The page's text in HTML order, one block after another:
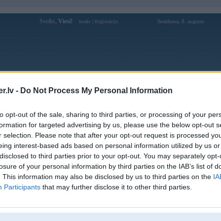
- Do Not Process My Personal Information
opt-out of the sale, sharing to third parties, or processing of your
for targeted advertising by us, please use the below opt-out
selection. Please note that after your opt-out request is processed
interest-based ads based on personal information utilized by us
to third parties prior to your opt-out. You may separately
of your personal information by third parties on the IAB’s list of
This information may also be disclosed by us to third parties on the
Participants that may further disclose it to other third parties.
Sveiks, Viesi! Ienākt Reģistrācija Sestdiena, 8. augusts
Forums Galerijas Reģistrācija Lietotāji
„Revolution” (tulkojams gan kā „apgrieziens”, gan kā „revolūcija”) izveidojusi aģentūra
lai iemūžinātu „BMW M3” V8 dzinēja degkameras procesu. Sižetu par reklāmas